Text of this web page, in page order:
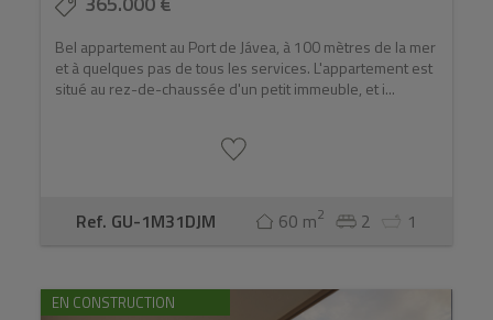
Bel appartement au Port de Jávea, à 100 mètres de la mer
et à quelques pas de tous les services. L'appartement est
situé au rez-de-chaussée d'un petit immeuble, et i...
Ref. GU-1M31DJM 60 m2 2 1
EN CONSTRUCTION